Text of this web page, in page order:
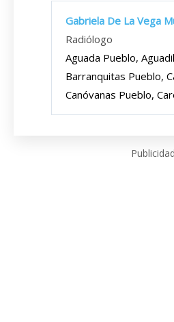
Gabriela De La Vega
Radiólogo
Aguada Pueblo,
Barranquitas Pueblo,
Canóvanas Pueblo,
Publicidad